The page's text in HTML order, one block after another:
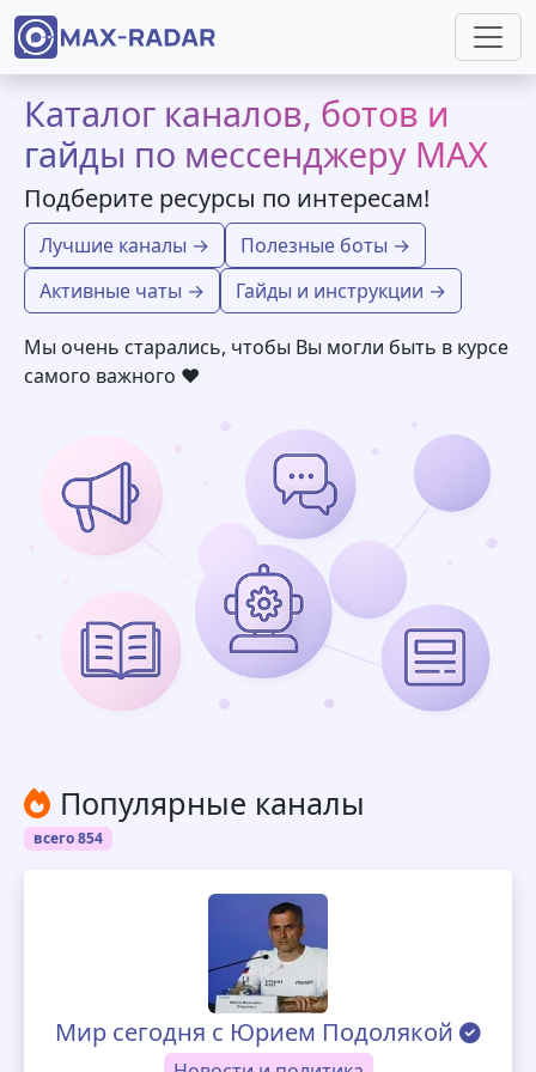
Перейти к основному содержанию
Каталог каналов, ботов и
гайды по мессенджеру MAX
Подберите ресурсы по интересам!
Лучшие каналы →
Полезные боты →
Активные чаты →
Гайды и инструкции →
Мы очень старались, чтобы Вы могли быть в курсе
самого важного ❤
Популярные каналы
всего 854
Мир сегодня с Юрием Подолякой